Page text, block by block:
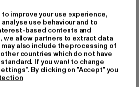
unseren Newsletter an und
über aktuelle Tre
Gutscheine von DefShop p
bist du interessiert?
improve your use experience,
use behaviour and to
based contents and
we allow partners to extract data
also include the processing of
countries which do not have
If you want to change
By clicking on "Accept" you